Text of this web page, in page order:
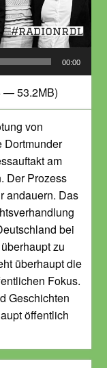
00:00
— 53.2MB)
von
Dortmunder
am
Der Prozess
andauern. Das
bei
zu
überhaupt die
Fokus.
Geschichten
öffentlich